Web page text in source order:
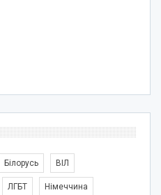
Білорусь ВІЛ
ЛГБТ Німеччина